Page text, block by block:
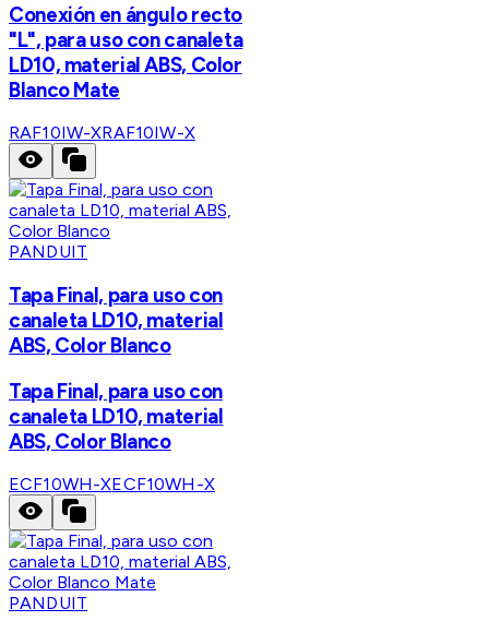
Conexión en ángulo recto
"L", para uso con canaleta
LD10, material ABS, Color
Blanco Mate
RAF10IW-XRAF10IW-X
PANDUIT
Tapa Final, para uso con
canaleta LD10, material
ABS, Color Blanco
Tapa Final, para uso con
canaleta LD10, material
ABS, Color Blanco
ECF10WH-XECF10WH-X
PANDUIT